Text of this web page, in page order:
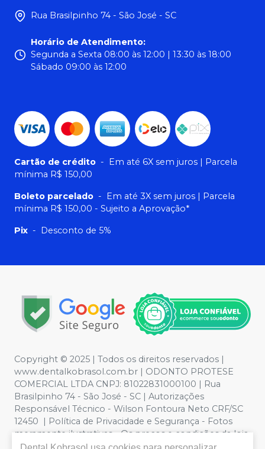
Rua Brasilpinho 74 - São José - SC
Horário de Atendimento:
Segunda a Sexta 08:00 às 12:00 | 13:30 às 18:00
Sábado 09:00 às 12:00
Cartão de crédito - Em até 6X sem juros | Parcela
mínima R$ 150,00
Boleto parcelado - Em até 3X sem juros | Parcela
mínima R$ 150,00 - Sujeito a Aprovação*
Pix - Desconto de 5%
Copyright © 2025 | Todos os direitos reservados |
www.dentalkobrasol.com.br | ODONTO PROTESE
COMERCIAL LTDA CNPJ: 81022831000100 | Rua
Brasilpinho 74 - São José - SC | Autorizações
Responsável Técnico - Wilson Fontoura Neto CRF/SC
12450 | Política de Privacidade e Segurança - Fotos
meramente ilustrativas - Os preços e condições da loja
virtual estão sujeitos a alterações. Em caso de